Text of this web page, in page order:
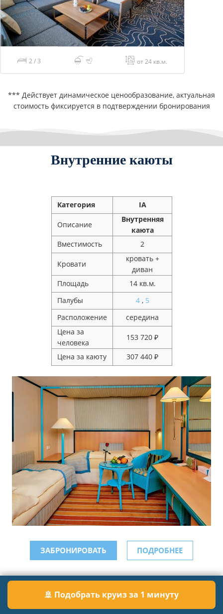
2 / 3 от 24 кв.м.
*** Действует динамическое ценообразование, актуальная
стоимость фиксируется в подтверждении бронирования
Внутренние каюты
Категория IA
Описание
Внутренняя
каюта
Вместимость
2
Кровати
кровать +
диван
Площадь
14 кв.м.
Палубы
4 , 5
Расположение
середина
Цена за
человека
153 720 ₽
Цена за каюту 307 440 ₽
ЗАБРОНИРОВАТЬ ПОДРОБНЕЕ
🚢 Подобрать круиз за 1 минуту